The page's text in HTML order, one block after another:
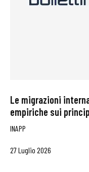
Le migrazioni
empiriche sui
INAPP
27 Luglio 2026